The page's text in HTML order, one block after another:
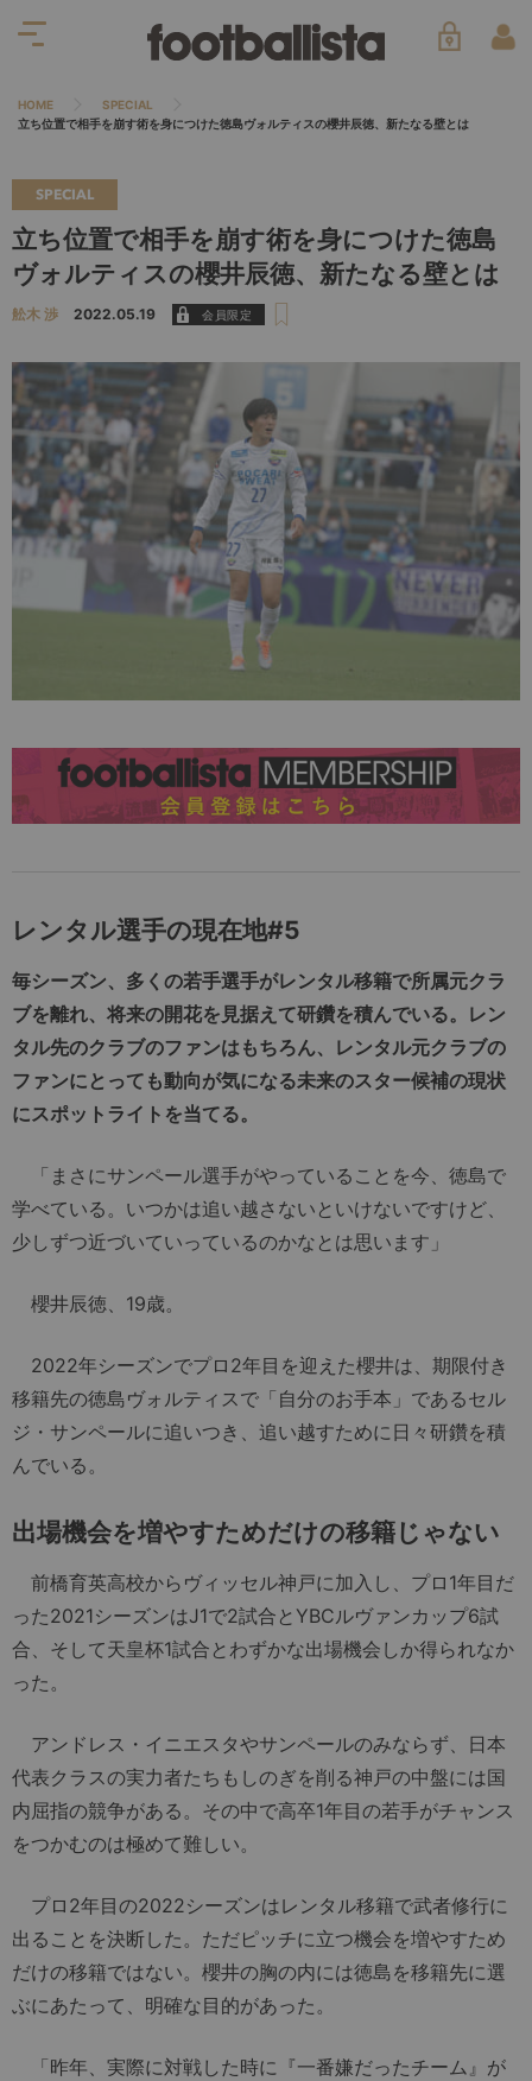
HOME
SPECIAL
立ち位置で相手を崩す術を身につけた徳島ヴォルティスの櫻井辰徳、新たなる壁とは
SPECIAL
立ち位置で相手を崩す術を身につけた徳島
ヴォルティスの櫻井辰徳、新たなる壁とは
舩木 渉 2022.05.19
レンタル選手の現在地#5
毎シーズン、多くの若手選手がレンタル移籍で所属元クラ
ブを離れ、将来の開花を見据えて研鑽を積んでいる。レン
タル先のクラブのファンはもちろん、レンタル元クラブの
ファンにとっても動向が気になる未来のスター候補の現状
にスポットライトを当てる。
「まさにサンペール選手がやっていることを今、徳島で
学べている。いつかは追い越さないといけないですけど、
少しずつ近づいていっているのかなとは思います」
櫻井辰徳、19歳。
2022年シーズンでプロ2年目を迎えた櫻井は、期限付き
移籍先の徳島ヴォルティスで「自分のお手本」であるセル
ジ・サンペールに追いつき、追い越すために日々研鑽を積
んでいる。
出場機会を増やすためだけの移籍じゃない
前橋育英高校からヴィッセル神戸に加入し、プロ1年目だ
った2021シーズンはJ1で2試合とYBCルヴァンカップ6試
合、そして天皇杯1試合とわずかな出場機会しか得られなか
った。
アンドレス・イニエスタやサンペールのみならず、日本
代表クラスの実力者たちもしのぎを削る神戸の中盤には国
内屈指の競争がある。その中で高卒1年目の若手がチャンス
をつかむのは極めて難しい。
プロ2年目の2022シーズンはレンタル移籍で武者修行に
出ることを決断した。ただピッチに立つ機会を増やすため
だけの移籍ではない。櫻井の胸の内には徳島を移籍先に選
ぶにあたって、明確な目的があった。
「昨年、実際に対戦した時に『一番嫌だったチーム』が